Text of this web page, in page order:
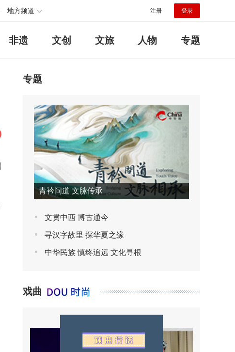
地方频道 注册 登录
非遗 文创 文旅 人物 专题
专题
青衿问道 文脉传承
文贯中西 博古通今
寻汉字故里 探华夏之缘
中华民族 慎终追远 文化寻根
戏曲